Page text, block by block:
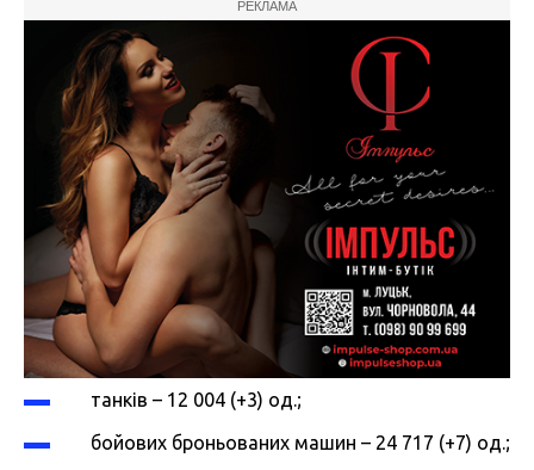
РЕКЛАМА
танків – 12 004 (+3) од.;
бойових броньованих машин – 24 717 (+7) од.;